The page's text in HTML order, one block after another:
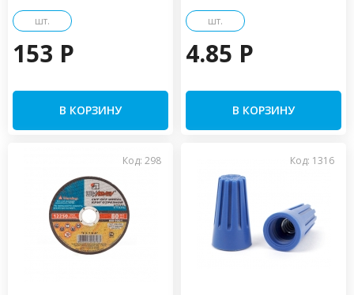
шт.
153 P
В КОРЗИНУ
шт.
4.85 P
В КОРЗИНУ
Код: 298 Код: 1316